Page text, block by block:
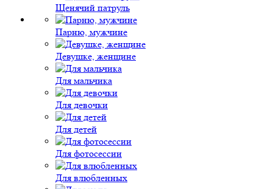
Щенячий патруль
Парню, мужчине
Девушке, женщине
Для мальчика
Для девочки
Для детей
Для фотосессии
Для влюбленных